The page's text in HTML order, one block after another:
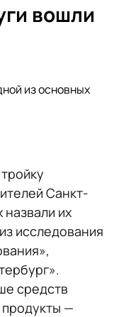
вошли
из основных
Санкт-
их
исследования
средств
—